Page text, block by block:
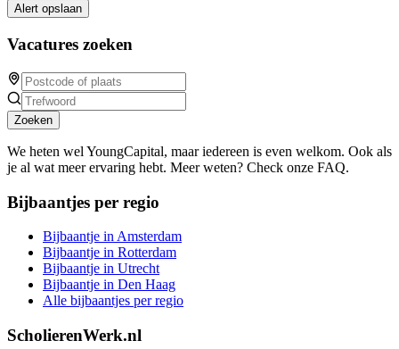
Alert opslaan
Vacatures zoeken
Zoeken
We heten wel YoungCapital, maar iedereen is even welkom. Ook als
je al wat meer ervaring hebt. Meer weten? Check onze FAQ.
Bijbaantjes per regio
Bijbaantje in Amsterdam
Bijbaantje in Rotterdam
Bijbaantje in Utrecht
Bijbaantje in Den Haag
Alle bijbaantjes per regio
ScholierenWerk.nl